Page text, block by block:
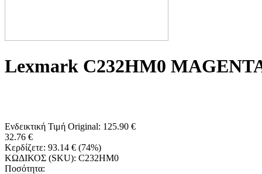
Lexmark C232HM0
Ενδεικτική Τιμή Original: 125.90 €
32.76 €
Κερδίζετε: 93.14 € (74%)
ΚΩΔΙΚΟΣ (SKU): C232HM0
Ποσότητα: